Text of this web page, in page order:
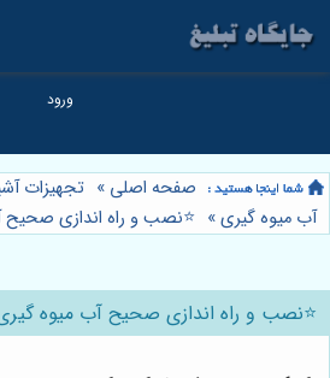
صفحه اصلی » تجهیزات
آب میوه گیری» ⭐️نصب و راه اندازی
⭐️نصب و راه اندازی صحیح آب میوه